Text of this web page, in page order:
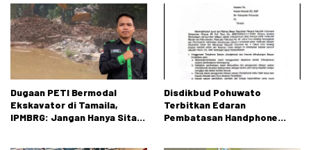
Dugaan PETI Bermodal
Ekskavator di Tamaila,
IPMBRG: Jangan Hanya Sita
Disdikbud Pohuwato
Terbitkan Edaran
Pembatasan Handphone